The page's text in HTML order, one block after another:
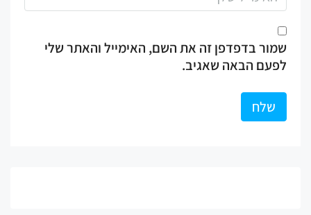
בדפדפן זה את השם, האימייל והאתר שלי
הבאה שאגיב.